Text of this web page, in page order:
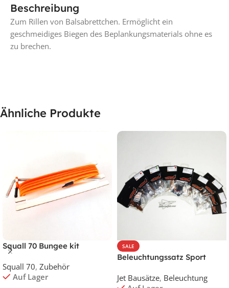
Beschreibung
Zum Rillen von Balsabrettchen. Ermöglicht ein
geschmeidiges Biegen des Beplankungsmaterials ohne es
zu brechen.
Ähnliche Produkte
Squall 70 Bungee kit
Squall 70, Zubehör
Auf Lager
SALE
Beleuchtungssatz Sport
Jet Bausätze, Beleuchtung